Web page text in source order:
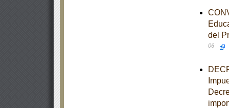
del
06